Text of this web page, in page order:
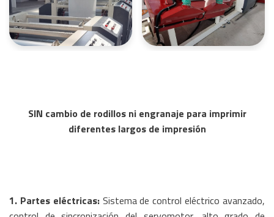
SIN cambio de rodillos ni engranaje para imprimir
diferentes largos de impresión
1. Partes eléctricas:Sistema de control eléctrico avanzado,